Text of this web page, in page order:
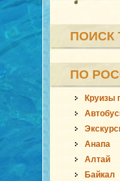
ПОИСК
ПО
Круизы
Анапа
Алтай
Байкал